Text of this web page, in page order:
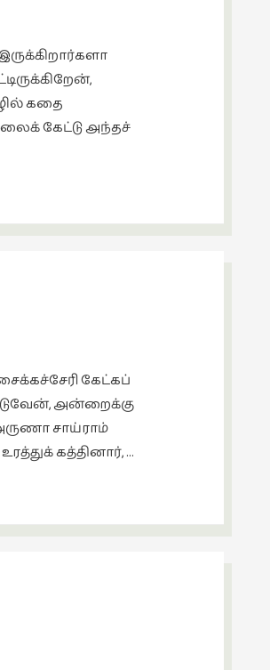
கதை
கேட்டு அந்தச்
கேட்கப்
அன்றைக்கு
சாய்ராம்
கத்தினார், …